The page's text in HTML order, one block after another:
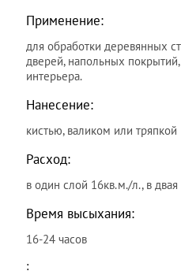
Применение:
для обработки деревянных
дверей, напольных
интерьера.
Нанесение:
кистью, валиком или тряпкой
Расход:
в один слой 16кв.м./л., в
Время высыхания:
16-24 часов
: